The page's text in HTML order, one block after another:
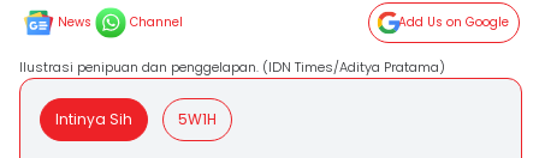
News Channel Add Us on Google
Ilustrasi penipuan dan penggelapan. (IDN Times/Aditya Pratama)
Intinya Sih 5W1H